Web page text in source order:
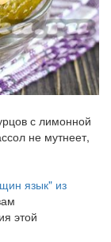
с лимонной
не мутнеет,
язык" из
этой